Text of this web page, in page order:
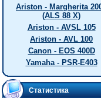
Ariston - Margherita
(ALS 88 X)
Ariston - AVSL 105
Ariston - AVL 100
Canon - EOS 400D
Yamaha - PSR-E403
Статистика